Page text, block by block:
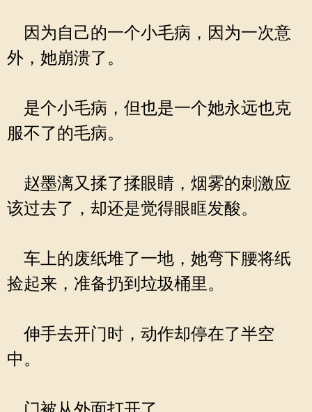
因为自己的一个小毛病，因为一次意
外，她崩溃了。
是个小毛病，但也是一个她永远也克
服不了的毛病。
赵墨漓又揉了揉眼睛，烟雾的刺激应
该过去了，却还是觉得眼眶发酸。
车上的废纸堆了一地，她弯下腰将纸
捡起来，准备扔到垃圾桶里。
伸手去开门时，动作却停在了半空
中。